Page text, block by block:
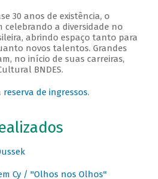
30 anos de existência, o
celebrando a diversidade no
abrindo espaço tanto para
novos talentos. Grandes
no início de suas carreiras,
BNDES.
reserva de ingressos.
Cy / "Olhos nos Olhos"